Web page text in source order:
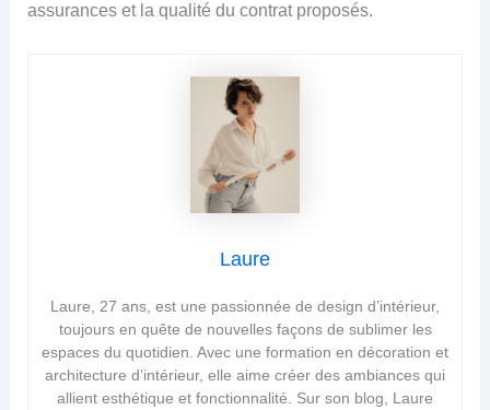
assurances et la qualité du contrat proposés.
Laure
Laure, 27 ans, est une passionnée de design d’intérieur,
toujours en quête de nouvelles façons de sublimer les
espaces du quotidien. Avec une formation en décoration et
architecture d’intérieur, elle aime créer des ambiances qui
allient esthétique et fonctionnalité. Sur son blog, Laure